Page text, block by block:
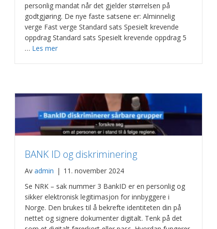
personlig mandat når det gjelder størrelsen på
godtgjøring. De nye faste satsene er: Alminnelig
verge Fast verge Standard sats Spesielt krevende
oppdrag Standard sats Spesielt krevende oppdrag 5
… Les mer
BANK ID og diskriminering
Av admin | 11. november 2024
Se NRK – sak nummer 3 BankID er en personlig og
sikker elektronisk legitimasjon for innbyggere i
Norge. Den brukes til å bekrefte identiteten din på
nettet og signere dokumenter digitalt. Tenk på det